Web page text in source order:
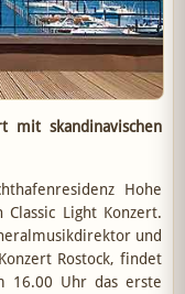
mit skandinavischen
Hohe
Light Konzert.
und
Rostock, findet
16.00 Uhr das erste